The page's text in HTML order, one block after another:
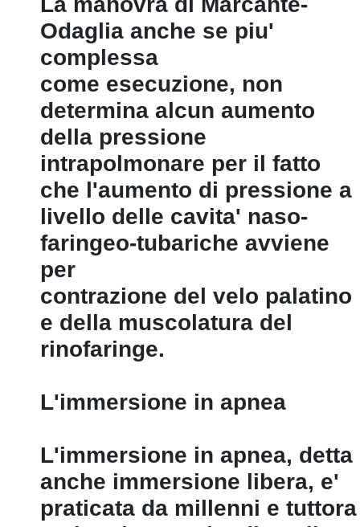
Odaglia anche se piu'
complessa
come esecuzione, non
determina alcun aumento
della pressione
intrapolmonare per il fatto
che l'aumento di pressione a
livello delle cavita' naso-
faringeo-tubariche avviene
per
contrazione del velo palatino
e della muscolatura del
rinofaringe.
L'immersione in apnea
L'immersione in apnea, detta
anche immersione libera, e'
praticata da millenni e tuttora